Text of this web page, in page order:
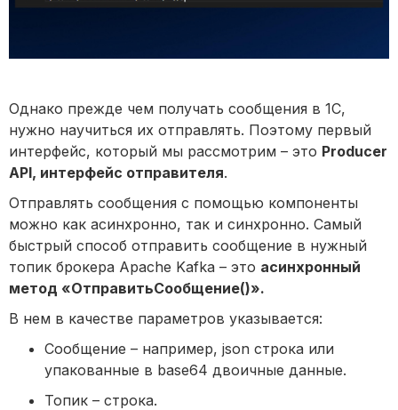
Однако прежде чем получать сообщения в 1С,
нужно научиться их отправлять. Поэтому первый
интерфейс, который мы рассмотрим – это Producer
API, интерфейс отправителя.
Отправлять сообщения с помощью компоненты
можно как асинхронно, так и синхронно. Самый
быстрый способ отправить сообщение в нужный
топик брокера Apache Kafka – это асинхронный
метод «ОтправитьСообщение()».
В нем в качестве параметров указывается:
Сообщение – например, json строка или
упакованные в base64 двоичные данные.
Топик – строка.